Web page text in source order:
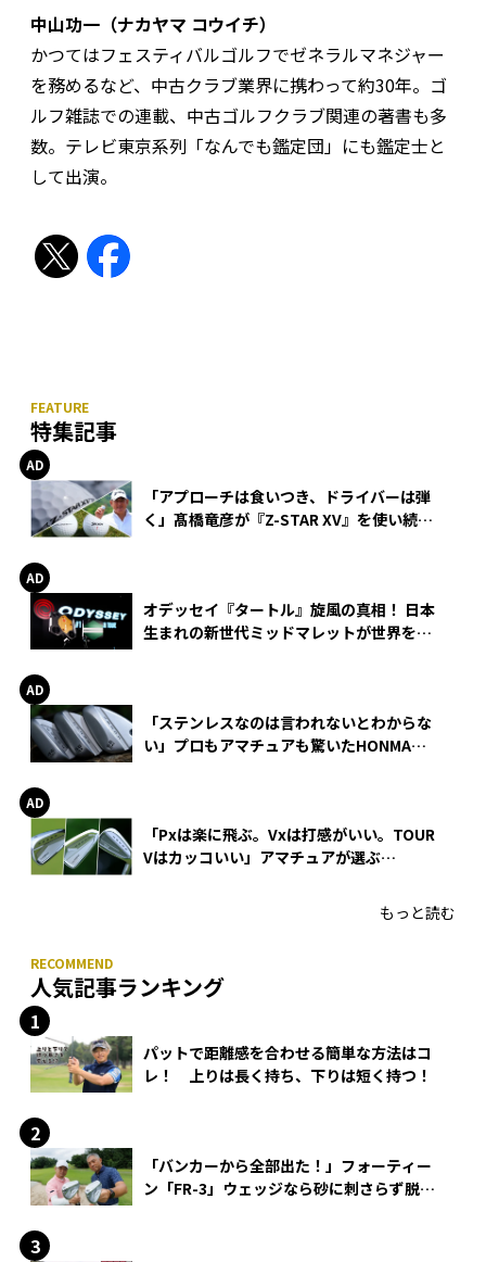
中山功一（ナカヤマ コウイチ）
かつてはフェスティバルゴルフでゼネラルマネジャー
を務めるなど、中古クラブ業界に携わって約30年。ゴ
ルフ雑誌での連載、中古ゴルフクラブ関連の著書も多
数。テレビ東京系列「なんでも鑑定団」にも鑑定士と
して出演。
特集記事
「アプローチは食いつき、ドライバーは弾
く」髙橋竜彦が『Z-STAR XV』を使い続け
オデッセイ『タートル』旋風の真相！ 日本
生まれの新世代ミッドマレットが世界を席
「ステンレスなのは言われないとわからな
い」プロもアマチュアも驚いたHONMA
「Pxは楽に飛ぶ。Vxは打感がいい。TOUR
Vはカッコいい」アマチュアが選ぶ
もっと読む
人気記事ランキング
パットで距離感を合わせる簡単な方法はコ
レ！ 上りは長く持ち、下りは短く持つ！
「バンカーから全部出た！」フォーティー
ン「FR-3」ウェッジなら砂に刺さらず脱出